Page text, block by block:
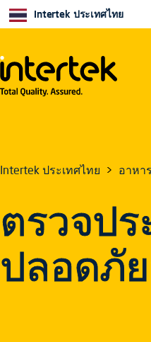
Intertek ประเทศไทย
Intertek ประเทศไทย อาหา
ตรวจป
ปลอดภั